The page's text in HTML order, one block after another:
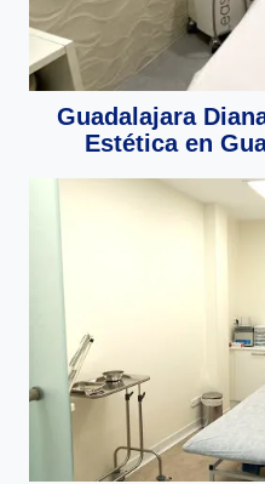
Guadalajara
Estética en